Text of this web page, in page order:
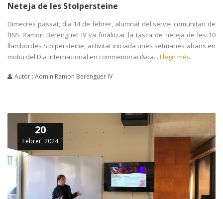
Neteja de les Stolpersteine
Dimecres passat, dia 14 de febrer, alumnat del servei comunitari de
l’INS Ramon Berenguer IV va finalitzar la tasca de neteja de les 10
llambordes Stolpersteine, activitat iniciada unes setmanes abans en
motiu del Dia Internacional en commemoraci&oa... Llegir més
Autor : Admin Ramon Berenguer IV
20
Febrer, 2024